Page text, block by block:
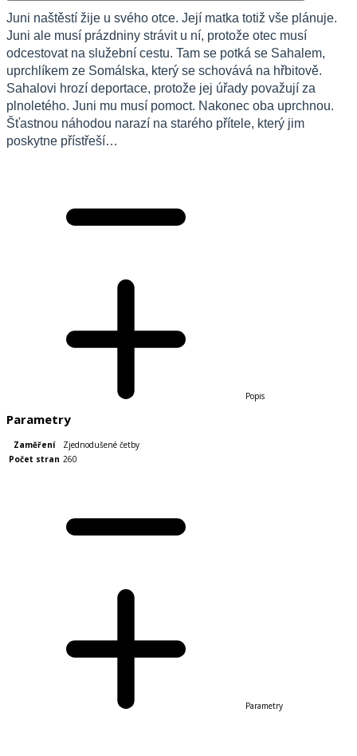
Juni naštěstí žije u svého otce. Její matka totiž vše pl ánuje.
Juni ale musí prázdniny strávit u ní, protože otec musí
odcestovat na služební cestu. Tam se potká se Sahalem,
uprchl íkem ze Somá lska, který se schovává na hřbitově.
Sahalovi hrozí deportace, protože jej úřady považují za
plnoletého. Juni mu musí pomoct. Nakonec oba uprchnou.
Šťastnou náhodou narazí na starého přítele, který jim
poskytne přístřeší…
Popis
Parametry
Zaměření
Zjednodušené četby
Počet stran 260
Parametry